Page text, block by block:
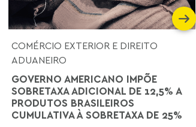
COMÉRCIO EXTERIOR E DIREITO
ADUANEIRO
GOVERNO AMERICANO IMPÕE
SOBRETAXA ADICIONAL DE 12,5% A
PRODUTOS BRASILEIROS
CUMULATIVA À SOBRETAXA DE 25%